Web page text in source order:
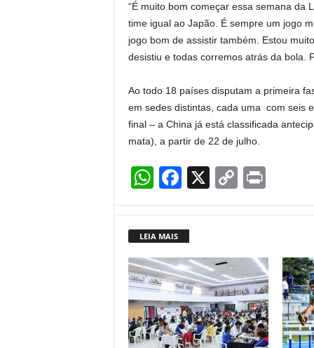
“É muito bom começar essa semana da
time igual ao Japão. É sempre um jogo
jogo bom de assistir também. Estou
desistiu e todas corremos atrás da bola.
Ao todo 18 países disputam a primeira
em sedes distintas, cada uma com seis
final – a China já está classificada
mata), a partir de 22 de julho.
W
h
at
s
A
p
p
F
a
c
e
b
o
o
k
X
C
o
p
Li
n
k
in
t
LEIA MAIS